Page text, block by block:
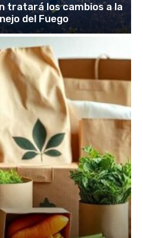
tratará los cambios a la
del Fuego